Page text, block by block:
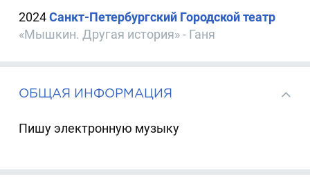
2024Санкт-Петербургский Городской театр
«Мышкин. Другая история» - Ганя
ОБЩАЯ ИНФОРМАЦИЯ
Пишу электронную музыку